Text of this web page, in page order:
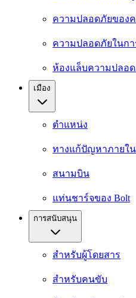
ความปลอดภัยของ
ความปลอดภัยในกา
ห้องแล็บความปลอ
เมือง
ตำแหน่ง
ทางแก้ปัญหาภายใน
สนามบิน
แท่นชาร์จของ Bolt
การสนับสนุน
สำหรับผู้โดยสาร
สำหรับคนขับ